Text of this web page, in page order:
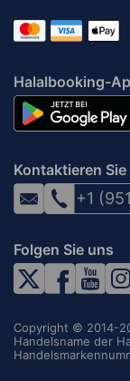
Halalbooking-
Kontaktieren Sie
+1
Folgen Sie uns
Copyright © 2014-
Handelsname der